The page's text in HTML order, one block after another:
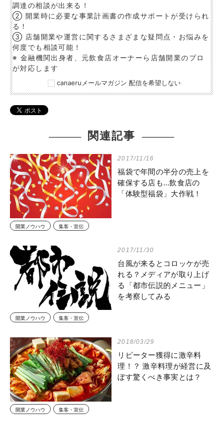
調達の相談が出来る！
② 開業時に必要な事業計画書の作成サポートが受けられ
る！
③ 店舗開業や運営に関するさまざまな疑問点・お悩みを
何度でも相談可能！
※ 金融機関出身者、元飲食店オーナーら店舗開業のプロ
が対応します
canaeruメールマガジン 配信を希望しない
関連記事
2017/11/16
福袋で年間の半分の売上を
確保する店も…飲食店の
「体験型福袋」大作戦！
開業ノウハウ 集客・宣伝
2017/11/30
台風が来るとコロッケが売
れる？メディアが取り上げ
る「都市伝説的メニュー」
を考察してみる
開業ノウハウ 集客・宣伝
2018/03/29
リピーター獲得に激辛料
理！？ 激辛料理が経営に及
ぼす驚くべき事実とは？
開業ノウハウ 集客・宣伝